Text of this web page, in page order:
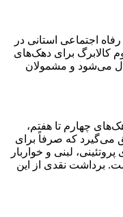
اجتماعی استانی در
کالابرگ برای دهک‌های
آینده فعال می‌شود و مشمولان
چهارم تا هفتم،
تعلق می‌گیرد که صرفاً برای
پروتئینی، لبنی و خواربار
برداشت نقدی از این